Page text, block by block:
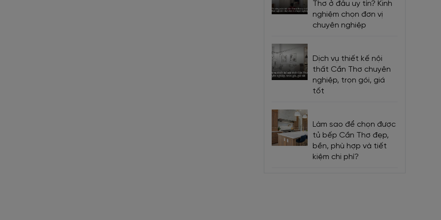
Thơ ở đâu uy tín? Kinh
nghiệm chọn đơn vị
chuyên nghiệp
Dịch vụ thiết kế nội
thất Cần Thơ chuyên
nghiệp, trọn gói, giá
tốt
Làm sao để chọn được
tủ bếp Cần Thơ đẹp,
bền, phù hợp và tiết
kiệm chi phí?